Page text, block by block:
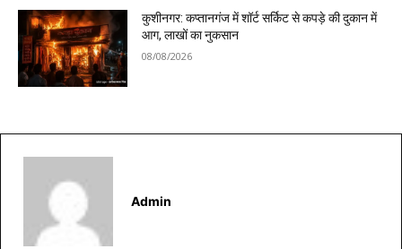
कुशीनगर: कप्तानगंज में शॉर्ट सर्किट से कपड़े की दुकान में
आग, लाखों का नुकसान
08/08/2026
Admin